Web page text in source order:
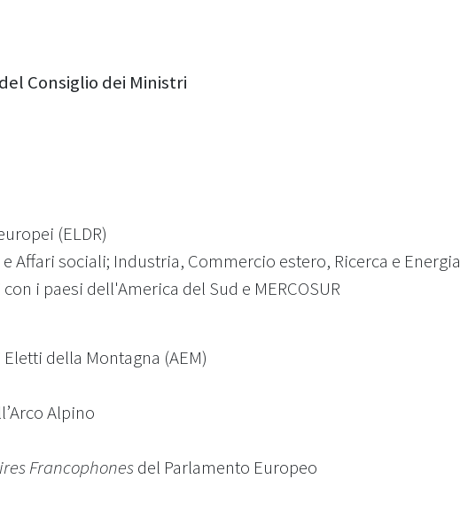
Consiglio dei Ministri
(ELDR)
Affari sociali; Industria, Commercio estero, Ricerca e Energia
i paesi dell'America del Sud e MERCOSUR
della Montagna (AEM)
Alpino
Francophonesdel Parlamento Europeo